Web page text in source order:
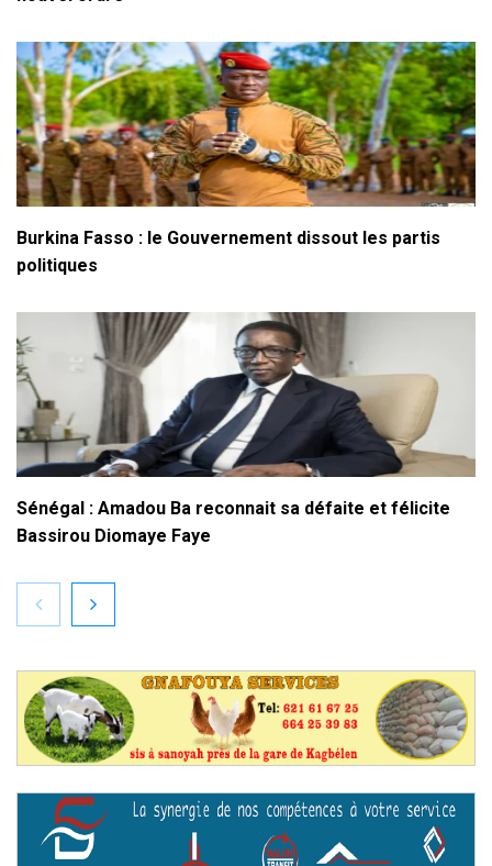
Burkina Fasso : le Gouvernement dissout les partis
politiques
Sénégal : Amadou Ba reconnait sa défaite et félicite
Bassirou Diomaye Faye